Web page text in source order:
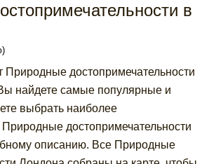
в
Природные достопримечательности
найдете самые популярные и
выбрать наиболее
достопримечательности
описанию. Все Природные